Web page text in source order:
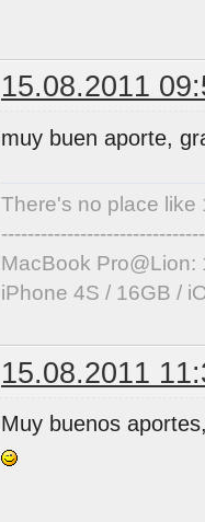
15.08.2011
muy buen aporte,
There's no place like
MacBook Pro@Lion:
iPhone 4S / 16GB /
15.08.2011
Muy buenos